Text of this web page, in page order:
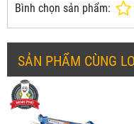
Bình chọn sản phẩm:
SẢN PHẨM CÙNG